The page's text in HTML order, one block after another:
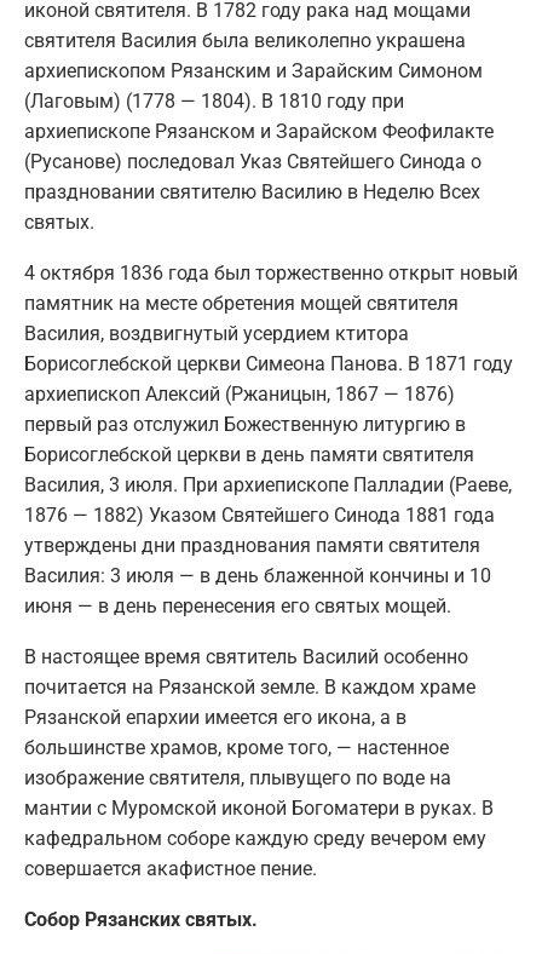
иконой святителя. В 1782 году рака над мощами
святителя Василия была великолепно украшена
архиепископом Рязанским и Зарайским Симоном
(Лаговым) (1778 — 1804). В 1810 году при
архиепископе Рязанском и Зарайском Феофилакте
(Русанове) последовал Указ Святейшего Синода о
праздновании святителю Василию в Неделю Всех
святых.
4 октября 1836 года был торжественно открыт новый
памятник на месте обретения мощей святителя
Василия, воздвигнутый усердием ктитора
Борисоглебской церкви Симеона Панова. В 1871 году
архиепископ Алексий (Ржаницын, 1867 — 1876)
первый раз отслужил Божественную литургию в
Борисоглебской церкви в день памяти святителя
Василия, 3 июля. При архиепископе Палладии (Раеве,
1876 — 1882) Указом Святейшего Синода 1881 года
утверждены дни празднования памяти святителя
Василия: 3 июля — в день блаженной кончины и 10
июня — в день перенесения его святых мощей.
В настоящее время святитель Василий особенно
почитается на Рязанской земле. В каждом храме
Рязанской епархии имеется его икона, а в
большинстве храмов, кроме того, — настенное
изображение святителя, плывущего по воде на
мантии с Муромской иконой Богоматери в руках. В
кафедральном соборе каждую среду вечером ему
совершается акафистное пение.
Собор Рязанских святых.